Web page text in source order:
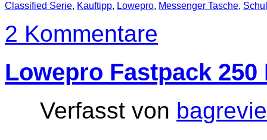
Classified Serie, Kauftipp, Lowepro, Messenger Tasche,
2 Kommentare
Lowepro Fastpack 250
Verfasst von